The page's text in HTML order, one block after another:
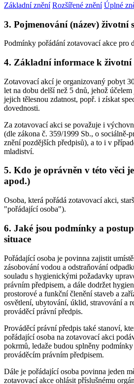
Základní znění Rozšířené znění Úplné
3. Pojmenování (název) životní
Podmínky pořádání zotavovací akce pro
4. Základní informace k životní
Zotavovací akcí je organizovaný pobyt
let na dobu delší než 5 dnů, jehož
jejich tělesnou zdatnost, popř. i získat
dovednosti.
Za zotavovací akci se považuje i
(dle zákona č. 359/1999 Sb., o sociálně-
znění pozdějších předpisů), a to i v
mladiství.
5. Kdo je oprávněn v této věci
apod.)
Osoba, která pořádá zotavovací akci,
"pořádající osoba").
6. Jaké jsou podmínky a
situace
Pořádající osoba je povinna zajistit
zásobování vodou a odstraňování
souladu s hygienickými požadavky
právním předpisem, a dále dodržet
prostorové a funkční členění staveb a
osvětlení, ubytování, úklid, stravování a
prováděcí právní předpis.
Prováděcí právní předpis také stanoví,
pořádající osoba na zotavovací akci
pokrmů, ledaže budou splněny
prováděcím právním předpisem.
Dále je pořádající osoba povinna jeden
zotavovací akce ohlásit příslušnému